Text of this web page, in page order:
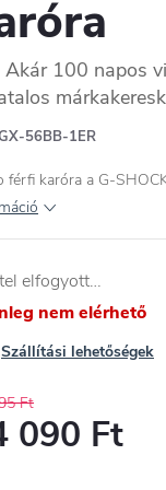
Akár 100 napos
56BB-1ER
férfi karóra a G-
elfogyott…
nem elérhető
Szállítási lehetőségek
Ft
090 Ft